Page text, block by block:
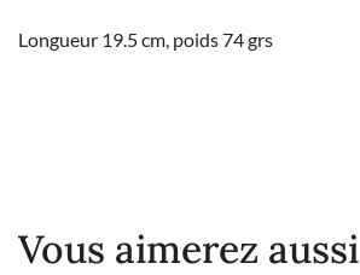
Longueur 19.5 cm, poids 74 grs
Vous aimerez aussi